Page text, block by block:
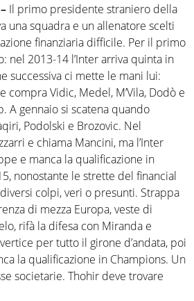
Il primo presidente straniero della
una squadra e un allenatore scelti
finanziaria difficile. Per il primo
nel 2013-14 l’Inter arriva quinta in
successiva ci mette le mani lui:
compra Vidic, Medel, M’Vila, Dodò e
A gennaio si scatena quando
Podolski e Brozovic. Nel
e chiama Mancini, ma l’Inter
e manca la qualificazione in
nonostante le strette del financial
colpi, veri o presunti. Strappa
di mezza Europa, veste di
rifà la difesa con Miranda e
per tutto il girone d’andata, poi
la qualificazione in Champions. Un
societarie. Thohir deve trovare